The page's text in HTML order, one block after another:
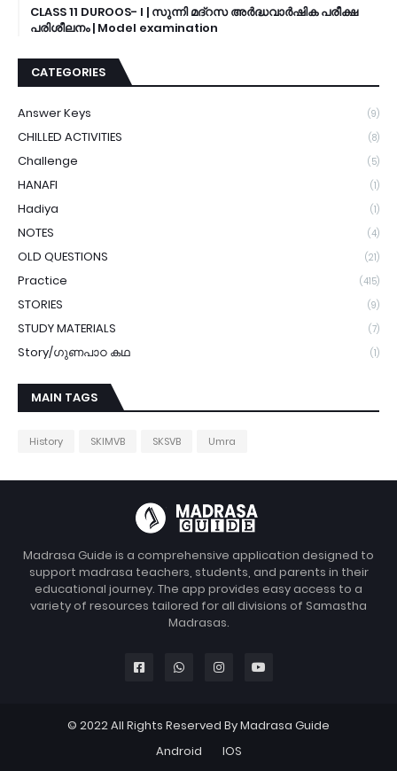
CLASS 11 DUROOS- I | സുന്നി മദ്റസ അർദ്ധവാർഷിക പരീക്ഷ
പരിശീലനം | Model examination
CATEGORIES
Answer Keys (9)
CHILLED ACTIVITIES (8)
Challenge (5)
HANAFI (1)
Hadiya (1)
NOTES (4)
OLD QUESTIONS (21)
Practice (415)
STORIES (9)
STUDY MATERIALS (7)
Story/ഗുണപാഠ കഥ (1)
MAIN TAGS
History SKIMVB SKSVB Umra
Madrasa Guide is a comprehensive application designed to
support madrasa teachers, students, and parents in their
educational journey. The app provides easy access to a
variety of resources tailored for all divisions of Samastha
Madrasas.
© 2022 All Rights Reserved By Madrasa Guide
Android
IOS